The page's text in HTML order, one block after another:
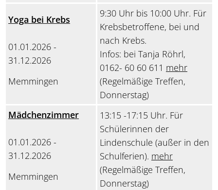
Yoga bei Krebs
01.01.2026 -
31.12.2026
Memmingen
9:30 Uhr bis 10:00 Uhr. Für
Krebsbetroffene, bei und
nach Krebs.
Infos: bei Tanja Röhrl,
0162- 60 60 611 mehr
(Regelmäßige Treffen,
Donnerstag)
Mädchenzimmer
01.01.2026 -
31.12.2026
Memmingen
13:15 -17:15 Uhr. Für
Schülerinnen der
Lindenschule (außer in den
Schulferien). mehr
(Regelmäßige Treffen,
Donnerstag)